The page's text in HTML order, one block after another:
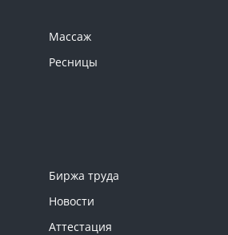
Массаж
Ресницы
Биржа труда
Новости
Аттестация